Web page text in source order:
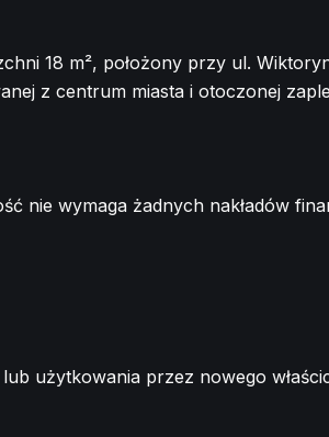
18 m², położony przy ul.
z centrum miasta i otoczonej
nie wymaga żadnych nakładów
użytkowania przez nowego